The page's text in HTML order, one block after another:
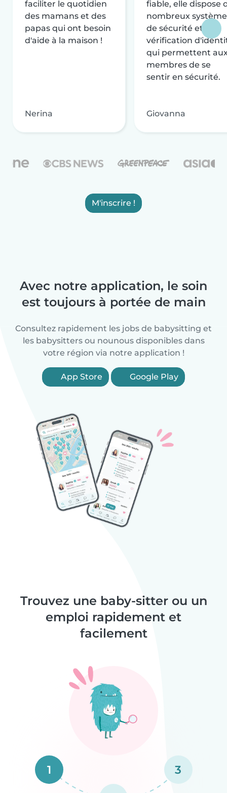
faciliter le quotidien
des mamans et des
papas qui ont besoin
d'aide à la maison !
Nerina
fiable, elle dispose
nombreux
de sécurité et de
vérification
qui permettent
membres de se
sentir en sécurité.
Giovanna
M'inscrire !
Avec notre application, le soin
est toujours à portée de main
Consultez rapidement les jobs de babysitting et
les babysitters ou nounous disponibles dans
votre région via notre application !
App Store Google Play
Trouvez une baby-sitter ou un
emploi rapidement et
facilement
1 3